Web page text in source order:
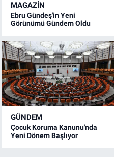
MAGAZİN
Ebru Gündeş'in Yeni
Görünümü Gündem Oldu
GÜNDEM
Çocuk Koruma Kanunu'nda
Yeni Dönem Başlıyor